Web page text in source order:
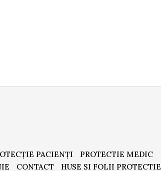
PACIENȚI PROTECTIE MEDIC
CONTACT HUSE SI FOLII PROTECTIE